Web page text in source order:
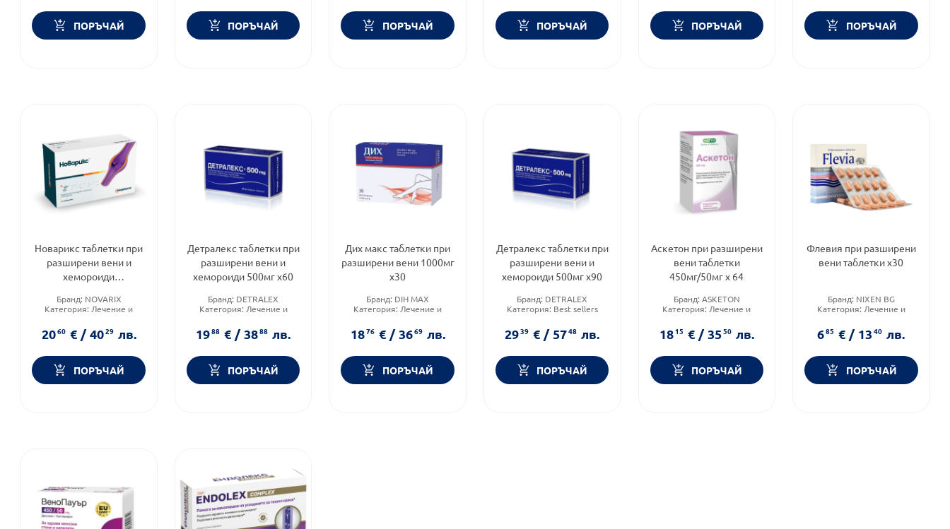
ПОРЪЧАЙ ПОРЪЧАЙ ПОРЪЧАЙ ПОРЪЧАЙ ПОРЪЧАЙ ПОРЪЧАЙ
Новарикс таблетки при
разширени вени и
хемороиди
Бранд: NOVARIX
Категория: Лечение и
Форма на продукта:
таблетки
2060 € / 4029 лв.
ПОРЪЧАЙ
Детралекс таблетки при
разширени вени и
хемороиди 500мг х60
Бранд: DETRALEX
Категория: Лечение и
Форма на продукта:
таблетки
1988 € / 3888 лв.
ПОРЪЧАЙ
Дих макс таблетки при
разширени вени 1000мг
х30
Бранд: DIH MAX
Категория: Лечение и
Форма на продукта:
таблетки
1876 € / 3669 лв.
ПОРЪЧАЙ
Детралекс таблетки при
разширени вени и
хемороиди 500мг х90
Бранд: DETRALEX
Категория: Best sellers
таблетки
2939 € / 5748 лв.
ПОРЪЧАЙ
Аскетон при разширени
вени таблетки
450мг/50мг х 64
Бранд: ASKETON
Категория: Лечение и
Форма на продукта:
таблетки
1815 € / 3550 лв.
ПОРЪЧАЙ
Флевия при разширени
вени таблетки х30
Бранд: NIXEN BG
Категория: Лечение и
Форма на продукта:
таблетки
685 € / 1340 лв.
ПОРЪЧАЙ